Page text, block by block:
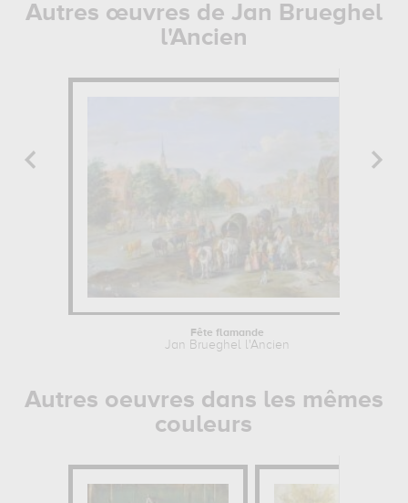
Autres œuvres de Jan Brueghel
l'Ancien
Fête flamande
Jan Brueghel l'Ancien
Autres oeuvres dans les mêmes
couleurs